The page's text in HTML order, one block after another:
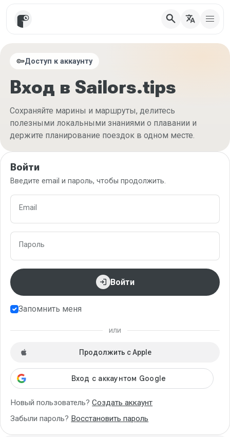
search translate
keyДоступ к аккаунту
Вход в Sailors.tips
Сохраняйте марины и маршруты, делитесь
полезными локальными знаниями о плавании и
держите планирование поездок в одном месте.
Войти
Введите email и пароль, чтобы продолжить.
Email
Пароль
login Войти
Запомнить меня
или
Продолжить с Apple
Новый пользователь?Создать аккаунт
Забыли пароль? Восстановить пароль